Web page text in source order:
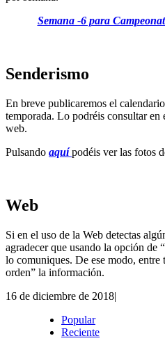
Semana -6 para
Senderismo
En breve publicaremos el
temporada. Lo podréis consultar en
web.
Pulsando aquípodéis ver las fotos
Web
Si en el uso de la Web detectas
agradecer que usando la opción
lo comuniques. De ese modo, entre
orden” la información.
16 de diciembre de 2018|
Popular
Reciente